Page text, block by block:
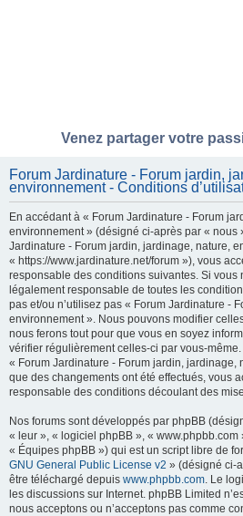
Venez partager votre
Forum Jardinature - Forum jardin,
environnement - Conditions
En accédant à « Forum Jardinature - Forum
environnement » (désigné ci-après par « nous
Jardinature - Forum jardin, jardinage, nature,
« https://www.jardinature.net/forum »), vous
responsable des conditions suivantes. Si vous
légalement responsable de toutes les
pas et/ou n’utilisez pas « Forum Jardinature -
environnement ». Nous pouvons modifier
nous ferons tout pour que vous en soyez
vérifier régulièrement celles-ci par vous-
« Forum Jardinature - Forum jardin, jardinage,
que des changements ont été effectués, vous
responsable des conditions découlant des
Nos forums sont développés par phpBB
« leur », « logiciel phpBB », « www.phpbb.com
« Équipes phpBB ») qui est un script libre de
GNU General Public License v2 » (désigné ci-
être téléchargé depuis www.phpbb.com. Le
les discussions sur Internet. phpBB Limited
nous acceptons ou n’acceptons pas comme